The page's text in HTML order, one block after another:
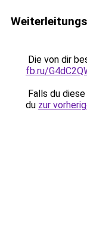
Die von dir
fb.ru/
Falls du
du zur